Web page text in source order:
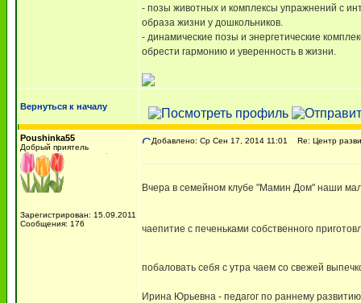
- позы животных и комплексы упражнений с
образа жизни у дошкольников.
- динамические позы и энергетические
обрести гармонию и уверенность в жизни.
Вернуться к началу
Poushinka55
Добрый приятель
Зарегистрирован: 15.09.2011
Сообщения: 176
Добавлено: Ср Сен 17, 2014 11:01 Re: Центр
Вчера в семейном клубе "Мамин Дом" наши
чаепитие с печеньками собственного
побаловать себя с утра чаем со свежей
Ирина Юрьевна - педагог по раннему